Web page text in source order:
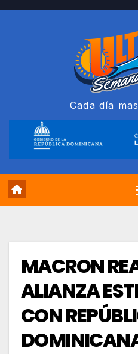
Saltar
Cada día
MACRON
ALIANZA
CON